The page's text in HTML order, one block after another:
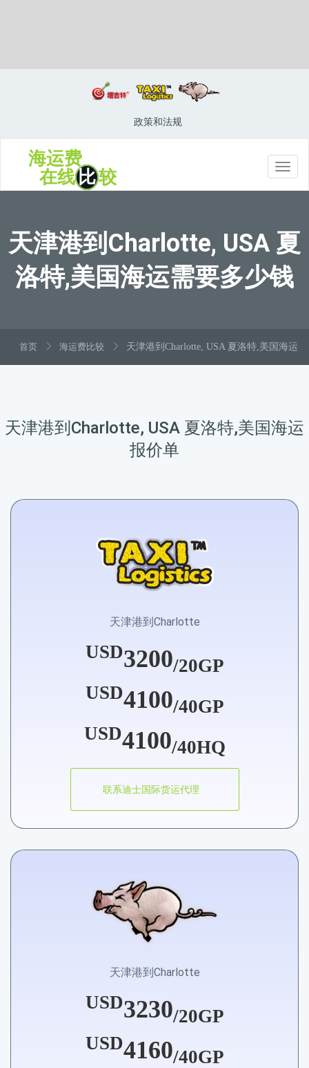
政策和法规
切
换
海运费
在线比较
天津港到Charlotte, USA 夏
洛特,美国海运需要多少钱
首页 海运费比较 天津港到Charlotte, USA 夏洛特,美国海运
天津港到Charlotte, USA 夏洛特,美国海运
报价单
天津港到Charlotte
USD3200/20GP
USD4100/40GP
USD4100/40HQ
联系迪士国际货运代理
天津港到Charlotte
USD3230/20GP
USD4160/40GP